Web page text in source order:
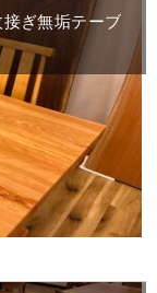
ぎ無垢テーブ